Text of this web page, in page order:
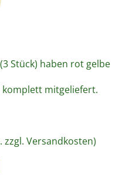
Stück) haben rot gelbe
komplett mitgeliefert.
zzgl. Versandkosten)